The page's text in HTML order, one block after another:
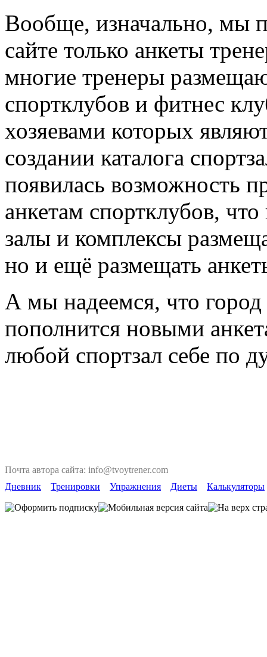
Вообще, изначально, мы
сайте только анкеты
многие тренеры
спортклубов и фитнес
хозяевами которых
создании каталога
появилась возможность
анкетам спортклубов,
залы и комплексы
но и ещё размещать
А мы надеемся, что
пополнится новыми
любой спортзал себе по
Почта автора сайта: info@tvoytrener.com
Дневник
Тренировки Упражнения Диеты Калькуляторы